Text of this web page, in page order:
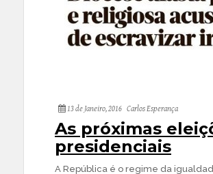
13 de Janeiro, 2016 Carlos Esperança
As próximas
presidenciais
A República é o regime da